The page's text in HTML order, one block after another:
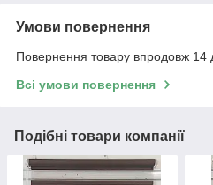
Умови повернення
Повернення товару впродовж 14
Всі умови повернення
Подібні товари компанії